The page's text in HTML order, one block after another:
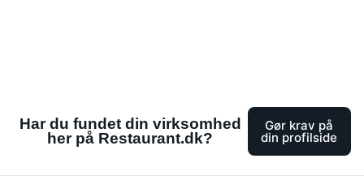
Har du fundet din virksomhed
her på Restaurant.dk?
Gør krav på
din profilside